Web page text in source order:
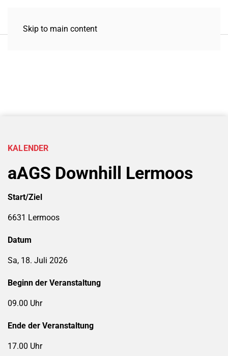
Skip to main content
KALENDER
aAGS Downhill Lermoos
Start/Ziel
6631 Lermoos
Datum
Sa, 18. Juli 2026
Beginn der Veranstaltung
09.00 Uhr
Ende der Veranstaltung
17.00 Uhr